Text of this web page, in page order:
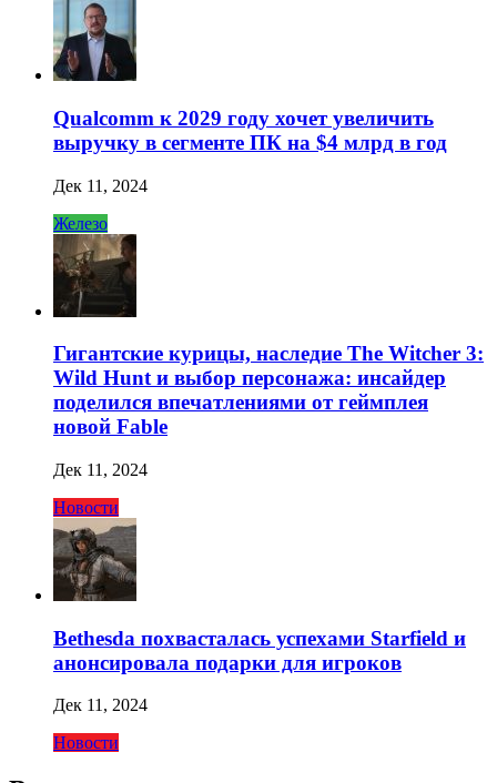
Qualcomm к 2029 году хочет увеличить
выручку в сегменте ПК на $4 млрд в год
Дек 11, 2024
Железо
Гигантские курицы, наследие The Witcher 3:
Wild Hunt и выбор персонажа: инсайдер
поделился впечатлениями от геймплея
новой Fable
Дек 11, 2024
Новости
Bethesda похвасталась успехами Starfield и
анонсировала подарки для игроков
Дек 11, 2024
Новости